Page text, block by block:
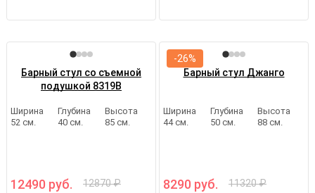
Барный стул со съемной
подушкой 8319B
Ширина
52 см.
Глубина
40 см.
Высота
85 см.
12490 руб. 12870 ₽
Барный стул Джанго
Ширина
44 см.
Глубина
50 см.
Высота
88 см.
8290 руб. 11320 ₽
-26%